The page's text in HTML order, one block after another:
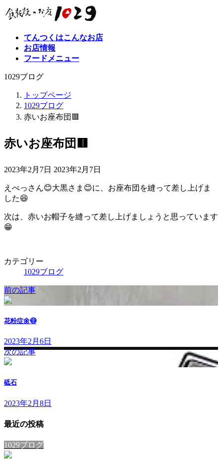
コ
ン
キ
ナ
ビ
に
てんつくはこんなお店
お店情報
フードメニュー
1029ブログ
トップページ
1029ブログ
赤いお座布団🟥
赤いお座布団🟥
2023年2月7日 最
更
時
2023年2月7日
えべっさん😊大黒さま😊に、お座布団を縫って差し上げま
した😆
次は、赤いお帽子を縫って差し上げましょうと思っています
😁
カテゴリー
1029ブログ
前の記事
花粉症🌼😷
2023年2月6日
次の記事
砥石
2023年2月8日
最近の投稿
1029ブログ